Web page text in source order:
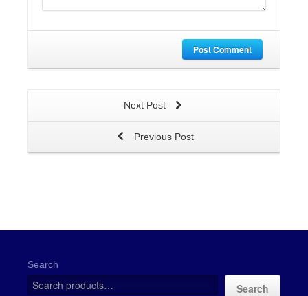
Post Comment
Next Post
Previous Post
Search
Search